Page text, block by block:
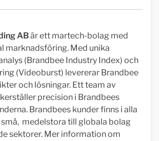
ABär ett martech-bolag med
marknadsföring. Med unika
(Brandbee Industry Index) och
(Videoburst) levererar Brandbee
och lösningar. Ett team av
precision i Brandbees
Brandbees kunder finns i alla
medelstora till globala bolag
sektorer. Mer information om